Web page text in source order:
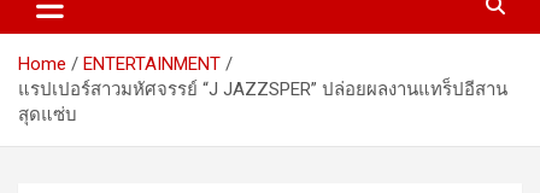
Home
ENTERTAINMENT
แรปเปอร์สาวมหัศจรรย์ “J JAZZSPER” ปล่อยผลงานแทร็ปอีสาน
สุดแซ่บ